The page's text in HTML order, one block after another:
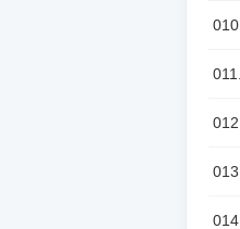
010.
011.
012.
013.
014.